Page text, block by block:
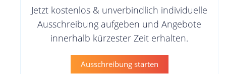
Jetzt kostenlos & unverbindlich individuelle
Ausschreibung aufgeben und Angebote
innerhalb kürzester Zeit erhalten.
Ausschreibung starten